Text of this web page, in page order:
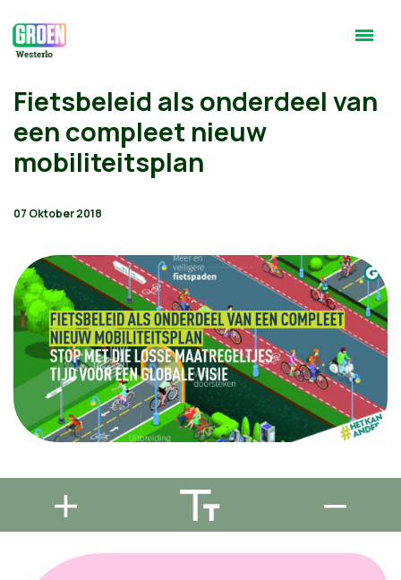
Fietsbeleid als onderdeel van
een compleet nieuw
mobiliteitsplan
07 Oktober 2018